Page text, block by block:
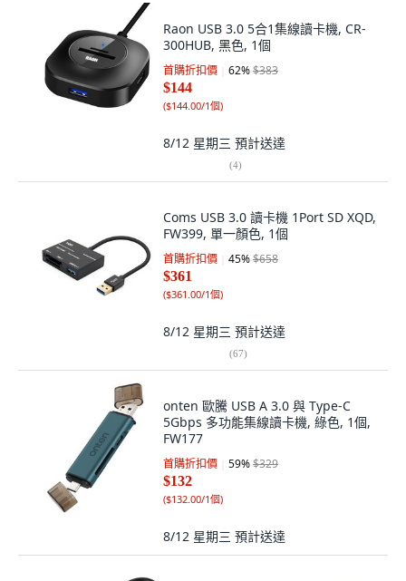
Raon USB 3.0 5合1集線讀卡機, CR-
300HUB, 黑色, 1個
首購折扣價 62%$383
$144
($144.00/1個)
8/12 星期三 預計送達
(4)
Coms USB 3.0 讀卡機 1Port SD XQD,
FW399, 單一顏色, 1個
首購折扣價 45%$658
$361
($361.00/1個)
8/12 星期三 預計送達
(67)
onten 歐騰 USB A 3.0 與 Type-C
5Gbps 多功能集線讀卡機, 綠色, 1個,
FW177
首購折扣價 59%$329
$132
($132.00/1個)
8/12 星期三 預計送達